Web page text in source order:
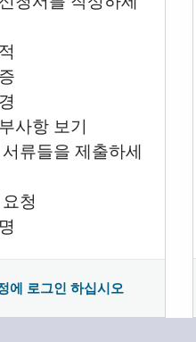
사항 보기
류들을 제출하세
청
에 로그인 하십시오